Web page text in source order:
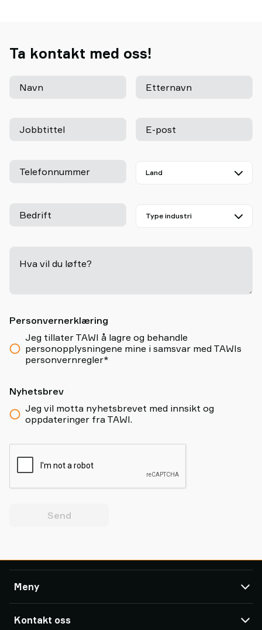
Ta kontakt med oss!
Navn Etternavn
Jobbtittel E-post
Telefonnummer
Bedrift
Hva vil du løfte?
Personvernerklæring
Jeg tillater TAWI å lagre og behandle
personopplysningene mine i samsvar med TAWIs
personvernregler*
Nyhetsbrev
Jeg vil motta nyhetsbrevet med innsikt og
oppdateringer fra TAWI.
Send
Meny
Produkter
Kontakt oss